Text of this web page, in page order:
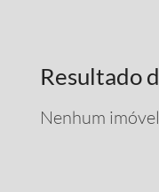
Resultado
Nenhum